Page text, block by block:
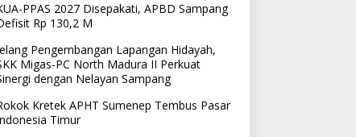
PPAS 2027 Disepakati, APBD Sampang
Rp 130,2 M
Pengembangan Lapangan Hidayah,
Migas-PC North Madura II Perkuat
dengan Nelayan Sampang
Kretek APHT Sumenep Tembus Pasar
Timur